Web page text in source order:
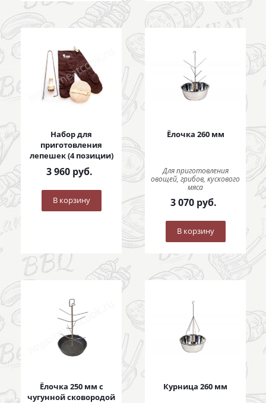
Набор для
приготовления
лепешек (4 позиции)
3 960руб.
В корзину
Ёлочка 260 мм
Для приготовления
овощей, грибов, кускового
мяса
3 070руб.
В корзину
Ёлочка 250 мм с
чугунной сковородой
Курница 260 мм